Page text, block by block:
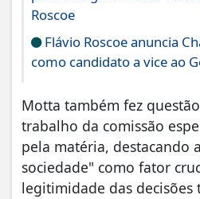
Roscoe
Flávio Roscoe anuncia
como candidato a vice ao
Motta também fez
trabalho da comissão
pela matéria, destacando
sociedade" como fator
legitimidade das decisões